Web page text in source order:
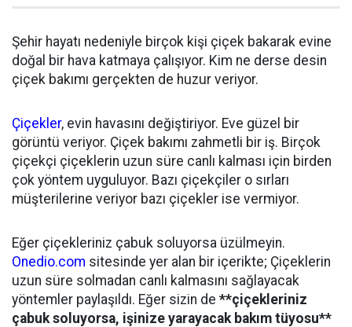
Şehir hayatı nedeniyle birçok kişi çiçek bakarak evine
doğal bir hava katmaya çalışıyor. Kim ne derse desin
çiçek bakımı gerçekten de huzur veriyor.
Çiçekler, evin havasını değiştiriyor. Eve güzel bir
görüntü veriyor. Çiçek bakımı zahmetli bir iş. Birçok
çiçekçi çiçeklerin uzun süre canlı kalması için birden
çok yöntem uyguluyor. Bazı çiçekçiler o sırları
müşterilerine veriyor bazı çiçekler ise vermiyor.
Eğer çiçekleriniz çabuk soluyorsa üzülmeyin.
Onedio.com sitesinde yer alan bir içerikte; Çiçeklerin
uzun süre solmadan canlı kalmasını sağlayacak
yöntemler paylaşıldı. Eğer sizin de **çiçekleriniz
çabuk soluyorsa, işinize yarayacak bakım tüyosu**